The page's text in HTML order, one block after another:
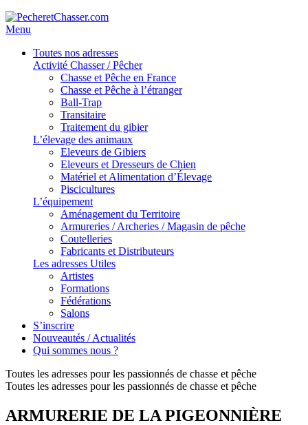
Menu
Toutes nos adresses
Activité Chasser / Pêcher
Chasse et Pêche en France
Chasse et Pêche à l’étranger
Ball-Trap
Transitaire
Traitement du gibier
L’élevage des animaux
Eleveurs de Gibiers
Eleveurs et Dresseurs de Chien
Matériel et Alimentation d’Élevage
Piscicultures
L’équipement
Aménagement du Territoire
Armureries / Archeries / Magasin de pêche
Coutelleries
Fabricants et Distributeurs
Les adresses Utiles
Artistes
Formations
Fédérations
Salons
S’inscrire
Nouveautés / Actualités
Qui sommes nous ?
Toutes les adresses pour les passionnés de chasse et pêche
Toutes les adresses pour les passionnés de chasse et pêche
ARMURERIE DE LA PIGEONNIÈRE